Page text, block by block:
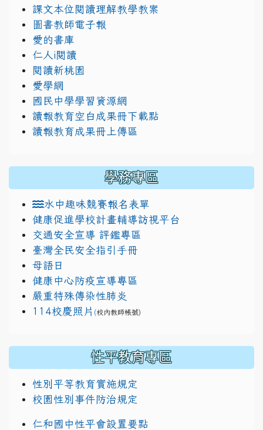
課文本位閱讀理解教學教案
圖書教師電子報
愛的書庫
仁人i閱讀
閱讀新桃園
愛學網
國民中學學習資源網
讀報教育空白成果冊下載點
讀報教育成果冊上傳區
學務專區
水中趣味競賽報名表單
健康促進學校計畫輔導訪視平台
交通安全宣導 評鑑專區
臺灣全民安全指引手冊
母語日
健康中心防疫宣導專區
嚴重特殊傳染性肺炎
114校慶照片 (校內教師帳號)
性平教育專區
性別平等教育實施規定
校園性別事件防治規定
仁和國中性平會設置要點